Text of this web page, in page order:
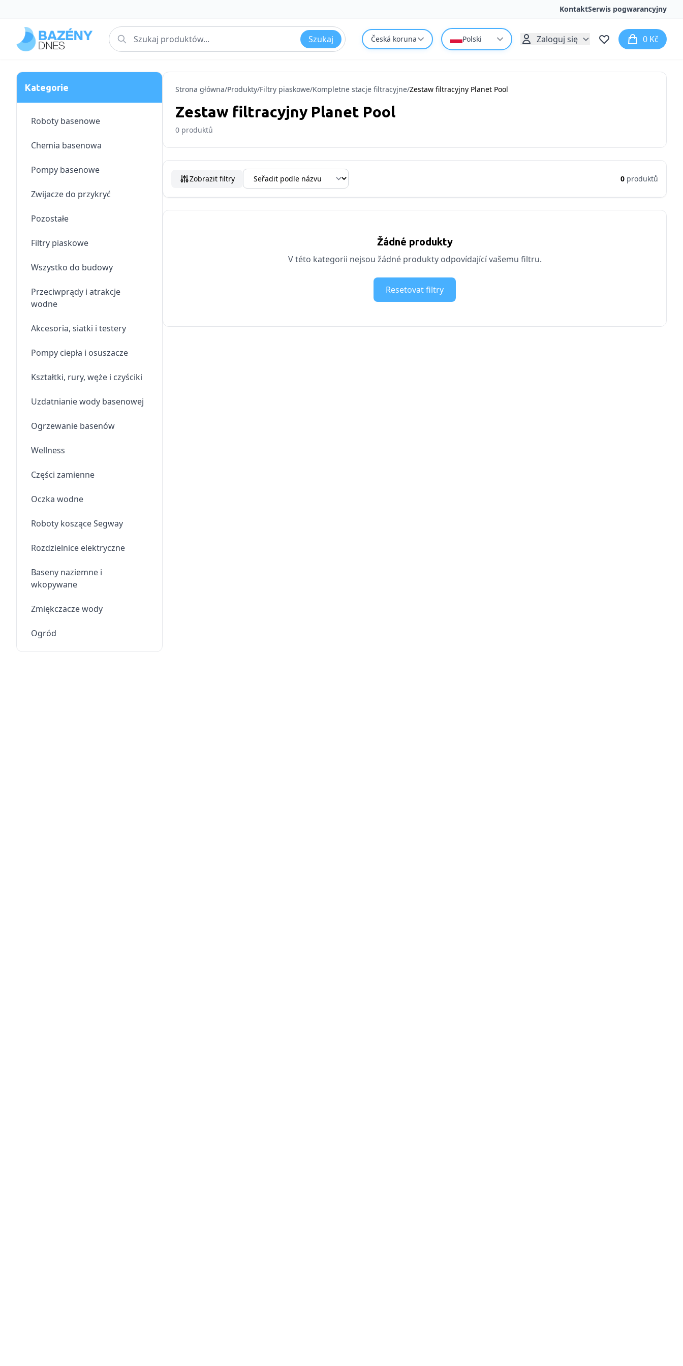
KontaktSerwis pogwarancyjny
Szukaj Česká koruna Polski Zaloguj się 0 Kč
Kategorie
Roboty basenowe
Chemia basenowa
Pompy basenowe
Zwijacze do przykryć
Pozostałe
Filtry piaskowe
Wszystko do budowy
Przeciwprądy i atrakcje
wodne
Akcesoria, siatki i testery
Pompy ciepła i osuszacze
Kształtki, rury, węże i czyściki
Uzdatnianie wody basenowej
Ogrzewanie basenów
Wellness
Części zamienne
Oczka wodne
Roboty koszące Segway
Rozdzielnice elektryczne
Baseny naziemne i
wkopywane
Zmiękczacze wody
Ogród
Strona główna/Produkty/Filtry piaskowe/Kompletne stacje filtracyjne/Zestaw filtracyjny Planet Pool
Zestaw filtracyjny Planet Pool
0 produktů
Zobrazit filtry 0 produktů
Žádné produkty
V této kategorii nejsou žádné produkty odpovídající vašemu filtru.
Resetovat filtry